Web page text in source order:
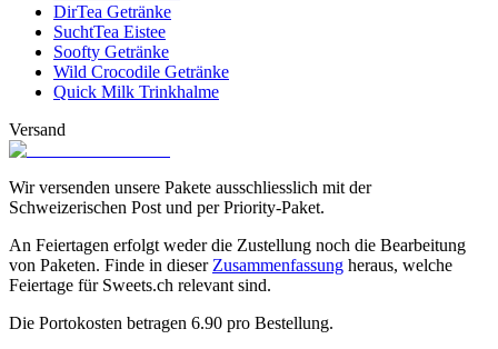
DirTea Getränke
SuchtTea Eistee
Soofty Getränke
Wild Crocodile Getränke
Quick Milk Trinkhalme
Versand
Wir versenden unsere Pakete ausschliesslich mit der
Schweizerischen Post und per Priority-Paket.
An Feiertagen erfolgt weder die Zustellung noch die Bearbeitung
von Paketen. Finde in dieser Zusammenfassung heraus, welche
Feiertage für Sweets.ch relevant sind.
Die Portokosten betragen 6.90 pro Bestellung.